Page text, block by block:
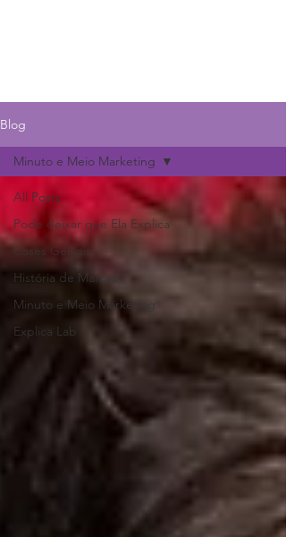
Blog
All Posts
Pode deixar que Ela Explica
Cases Geniais
História de Marcas
Minuto e Meio Marketing
Explica Lab
Minuto e Meio Marketing